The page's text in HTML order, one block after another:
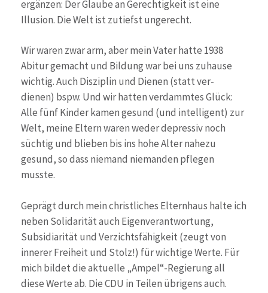
ergänzen: Der Glaube an Gerechtigkeit ist eine
Illusion. Die Welt ist zutiefst ungerecht.
Wir waren zwar arm, aber mein Vater hatte 1938
Abitur gemacht und Bildung war bei uns zuhause
wichtig. Auch Disziplin und Dienen (statt ver-
dienen) bspw. Und wir hatten verdammtes Glück:
Alle fünf Kinder kamen gesund (und intelligent) zur
Welt, meine Eltern waren weder depressiv noch
süchtig und blieben bis ins hohe Alter nahezu
gesund, so dass niemand niemanden pflegen
musste.
Geprägt durch mein christliches Elternhaus halte ich
neben Solidarität auch Eigenverantwortung,
Subsidiarität und Verzichtsfähigkeit (zeugt von
innerer Freiheit und Stolz!) für wichtige Werte. Für
mich bildet die aktuelle „Ampel“-Regierung all
diese Werte ab. Die CDU in Teilen übrigens auch.